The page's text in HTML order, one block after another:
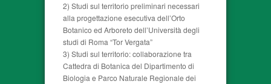
2) Studi sul territorio preliminari necessari
alla progettazione esecutiva dell’Orto
Botanico ed Arboreto dell’Università degli
studi di Roma “Tor Vergata”
3) Studi sul territorio: collaborazione tra
Cattedra di Botanica del Dipartimento di
Biologia e Parco Naturale Regionale dei